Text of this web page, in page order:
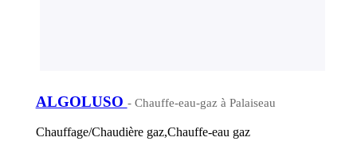
ALGOLUSO - Chauffe-eau-gaz à Palaiseau
Chauffage/Chaudière gaz,Chauffe-eau gaz